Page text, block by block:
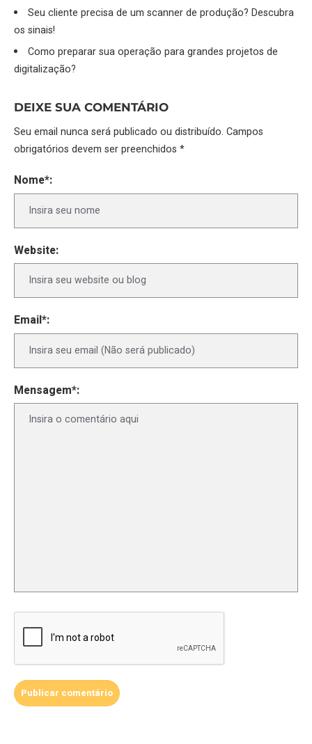
Seu cliente precisa de um scanner de produção? Descubra
os sinais!
Como preparar sua operação para grandes projetos de
digitalização?
DEIXE SUA COMENTÁRIO
Seu email nunca será publicado ou distribuído. Campos
obrigatórios devem ser preenchidos *
Nome*:
Website:
Email*:
Mensagem*: